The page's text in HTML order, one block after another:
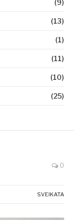
(9)
(13)
(1)
(11)
(10)
(25)
0
SVEIKATA